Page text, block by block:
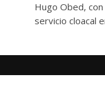
Hugo Obed,
servicio cloacal